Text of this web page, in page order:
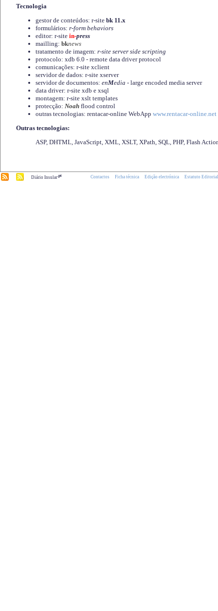
Tecnologia
gestor de conteúdos: r-site bk 11.x
formulários: r-form behaviors
editor: r-site in-press
mailling: bknews
tratamento de imagem: r-site server side scripting
protocolo: xdb 6.0 - remote data driver protocol
comunicações: r-site xclient
servidor de dados: r-site xserver
servidor de documentos: enMedia - large encoded media server
data driver: r-site xdb e xsql
montagem: r-site xslt templates
protecção: Noah flood control
outras tecnologias: rentacar-online WebApp www.rentacar-online.net
Outras tecnologias:
ASP, DHTML, JavaScript, XML, XSLT, XPath, SQL, PHP, Flash
Diário Insular.pt Contactos Ficha técnica Edição electrónica Estatuto Editorial